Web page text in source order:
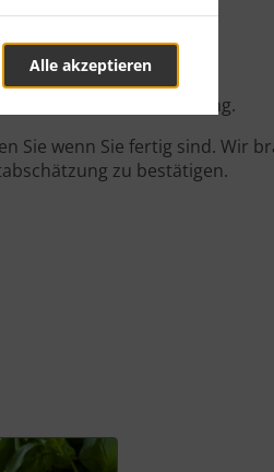
Alle akzeptieren
auf Ihre Online-Bestellung.
Sie wenn Sie fertig sind. Wir
zu bestätigen.